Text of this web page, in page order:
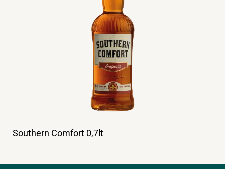
Southern Comfort 0,7lt